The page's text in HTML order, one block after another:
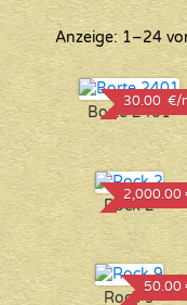
Anzeige: 1–24
Borte 2401
30.00 €/
Rock 2
2,000.00
Rock 9
50.00